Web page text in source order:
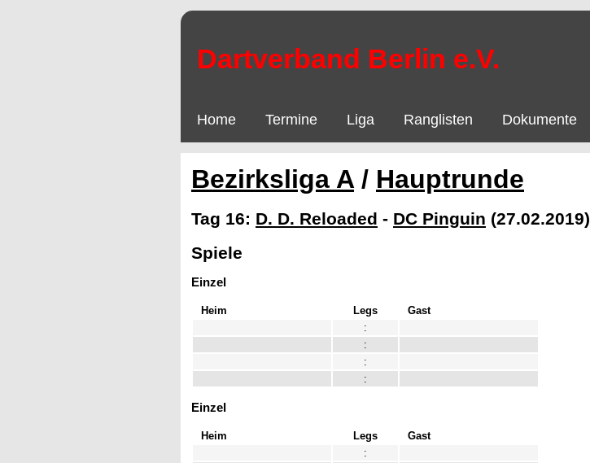
Dartverband Berlin e.V.
Home Termine Liga Ranglisten Dokumente
Bezirksliga A / Hauptrunde
Tag 16: D. D. Reloaded - DC Pinguin (27.02.2019)
Spiele
Einzel
Heim Legs
Gast
:
:
:
:
Einzel
Heim Legs
Gast
: